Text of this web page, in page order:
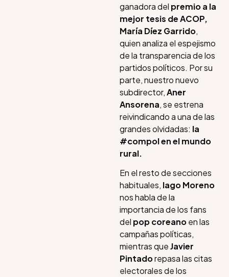
ganadora del premio a la
mejor tesis de ACOP,
María Díez Garrido,
quien analiza el espejismo
de la transparencia de los
partidos políticos. Por su
parte, nuestro nuevo
subdirector,Aner
Ansorena, se estrena
reivindicando a una de las
grandes olvidadas: la
#compol en el mundo
rural.
En el resto de secciones
habituales, Iago Moreno
nos habla de la
importancia de los fans
del pop coreanoen las
campañas políticas,
mientras queJavier
Pintadorepasa las citas
electorales de los